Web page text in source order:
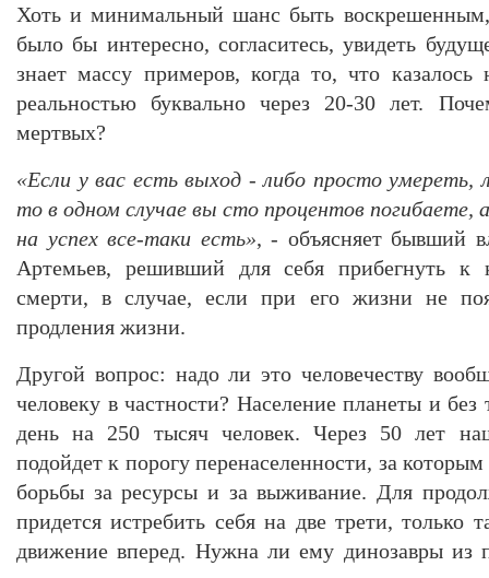
Хоть и минимальный шанс быть воскрешенным,
было бы интересно, согласитесь, увидеть
знает массу примеров, когда то, что казалось
реальностью буквально через 20-30 лет.
мертвых?
«Если у вас есть выход - либо просто умереть,
то в одном случае вы сто процентов погибаете,
на успех все-таки есть», - объясняет бывший
Артемьев, решивший для себя прибегнуть к
смерти, в случае, если при его жизни не
продления жизни.
Другой вопрос: надо ли это человечеству
человеку в частности? Население планеты и без
день на 250 тысяч человек. Через 50 лет
подойдет к порогу перенаселенности, за
борьбы за ресурсы и за выживание. Для
придется истребить себя на две трети, только
движение вперед. Нужна ли ему динозавры из